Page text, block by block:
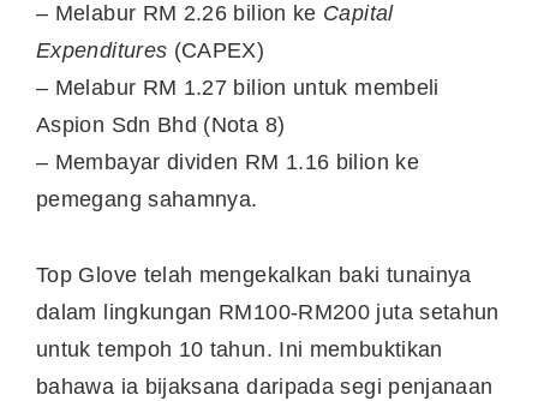
– Melabur RM 2.26 bilion ke Capital
Expenditures (CAPEX)
– Melabur RM 1.27 bilion untuk membeli
Aspion Sdn Bhd (Nota 8)
– Membayar dividen RM 1.16 bilion ke
pemegang sahamnya.
Top Glove telah mengekalkan baki tunainya
dalam lingkungan RM100-RM200 juta setahun
untuk tempoh 10 tahun. Ini membuktikan
bahawa ia bijaksana daripada segi penjanaan